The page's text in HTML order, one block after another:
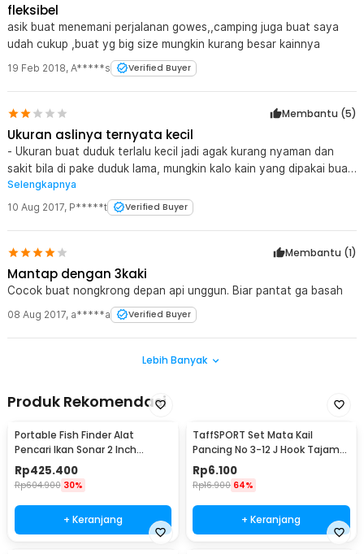
fleksibel
asik buat menemani perjalanan gowes,,camping juga buat saya
udah cukup ,buat yg big size mungkin kurang besar kainnya
19 Feb 2018, A*****s Verified Buyer
Membantu (5)
Ukuran aslinya ternyata kecil
- Ukuran buat duduk terlalu kecil jadi agak kurang nyaman dan
sakit bila di pake duduk lama, mungkin kalo kain yang dipakai buat
duduk di besarin lahi mungkin akan lebih nyaman tidak sakit buat
duduk apalagi untuk yang berbadan gemuk dan berpantat lebar +
harga sesuai dengan kualitas barang
Selengkapnya
10 Aug 2017, P*****t Verified Buyer
Membantu (1)
Mantap dengan 3kaki
Cocok buat nongkrong depan api unggun. Biar pantat ga basah
08 Aug 2017, a*****a Verified Buyer
Lebih Banyak
Produk Rekomendasi
Portable Fish Finder Alat
Pencari Ikan Sonar 2 Inch
Display 100M - TL-88E
Rp425.400
Rp604.900 30%
+ Keranjang
TaffSPORT Set Mata Kail
Pancing No 3-12 J Hook Tajam
70 PCS with Box - 94151-BE
Rp6.100
Rp16.900 64%
+ Keranjang